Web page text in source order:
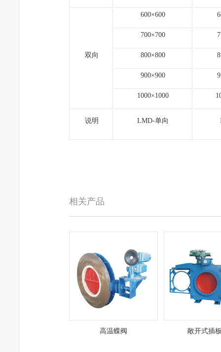
双向
600×600
700×700
800×800
900×900
1000×1000
说明 LMD-单向
相关产品
高温蝶阀 敞开式插